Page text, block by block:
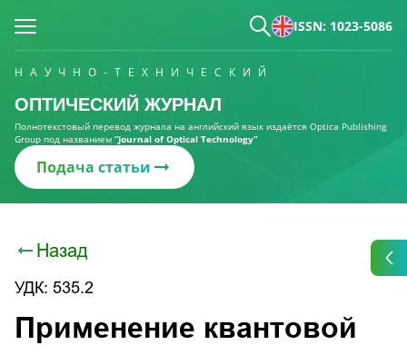
ISSN: 1023-5086
НАУЧНО-ТЕХНИЧЕСКИЙ
ОПТИЧЕСКИЙ ЖУРНАЛ
Полнотекстовый перевод журнала на английский язык издаётся Optica Publishing
Group под названием “Journal of Optical Technology“
Подача статьи
Назад
УДК: 535.2
Применение квантовой